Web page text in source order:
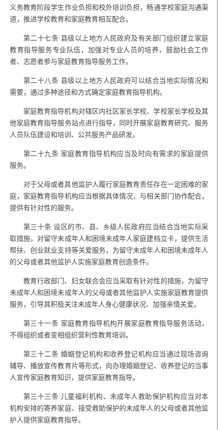
义务教育阶段学生作业负担和校外培训负担，畅通学校家庭沟通渠
道，推进学校教育和家庭教育相互配合。
第二十七条 县级以上地方人民政府及有关部门组织建立家庭
教育指导服务专业队伍，加强对专业人员的培养，鼓励社会工作
者、志愿者参与家庭教育指导服务工作。
第二十八条 县级以上地方人民政府可以结合当地实际情况和
需要，通过多种途径和方式确定家庭教育指导机构。
家庭教育指导机构对辖区内社区家长学校、学校家长学校及其
他家庭教育指导服务站点进行指导，同时开展家庭教育研究、服务
人员队伍建设和培训、公共服务产品研发。
第二十九条 家庭教育指导机构应当及时向有需求的家庭提供
服务。
对于父母或者其他监护人履行家庭教育责任存在一定困难的家
庭，家庭教育指导机构应当根据具体情况，与相关部门协作配合，
提供有针对性的服务。
第三十条 设区的市、县、乡级人民政府应当结合当地实际采
取措施，对留守未成年人和困境未成年人家庭建档立卡，提供生活
帮扶、创业就业支持等关爱服务，为留守未成年人和困境未成年人
的父母或者其他监护人实施家庭教育创造条件。
教育行政部门、妇女联合会应当采取有针对性的措施，为留守
未成年人和困境未成年人的父母或者其他监护人实施家庭教育提供
服务，引导其积极关注未成年人身心健康状况、加强亲情关爱。
第三十一条 家庭教育指导机构开展家庭教育指导服务活动，
不得组织或者变相组织营利性教育培训。
第三十二条 婚姻登记机构和收养登记机构应当通过现场咨询
辅导、播放宣传教育片等形式，向办理婚姻登记、收养登记的当事
人宣传家庭教育知识，提供家庭教育指导。
第三十三条 儿童福利机构、未成年人救助保护机构应当对本
机构安排的寄养家庭、接受救助保护的未成年人的父母或者其他监
护人提供家庭教育指导。